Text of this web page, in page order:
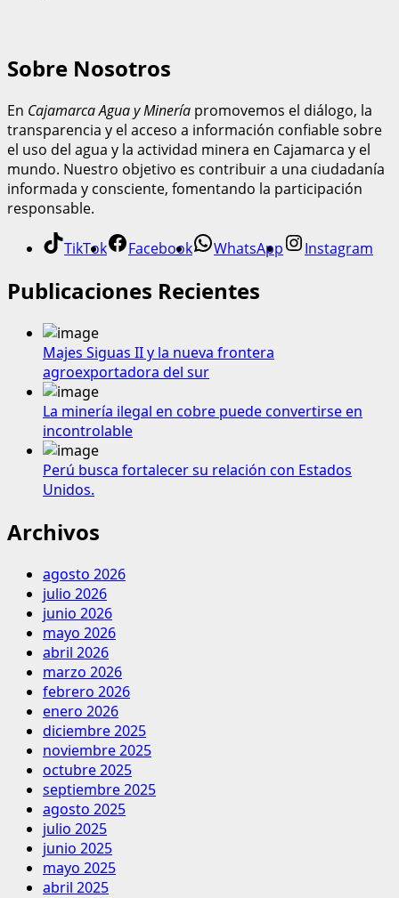
Sobre Nosotros
En Cajamarca Agua y Minería promovemos el diálogo, la
transparencia y el acceso a información confiable sobre
el uso del agua y la actividad minera en Cajamarca y el
mundo. Nuestro objetivo es contribuir a una ciudadanía
informada y consciente, fomentando la participación
responsable.
TikTok Facebook WhatsApp Instagram
Publicaciones Recientes
Majes Siguas II y la nueva frontera
agroexportadora del sur
La minería ilegal en cobre puede convertirse en
incontrolable
Perú busca fortalecer su relación con Estados
Unidos.
Archivos
agosto 2026
julio 2026
junio 2026
mayo 2026
abril 2026
marzo 2026
febrero 2026
enero 2026
diciembre 2025
noviembre 2025
octubre 2025
septiembre 2025
agosto 2025
julio 2025
junio 2025
mayo 2025
abril 2025